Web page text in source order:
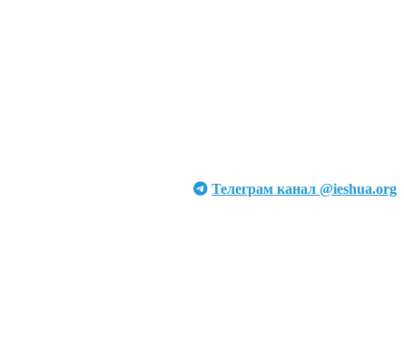
Телеграм канал @ieshua.org